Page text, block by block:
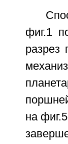
фиг.1
разрез
на